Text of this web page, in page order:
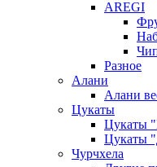
AREGI
Разное
Алани
Алани
Цукаты
Цукаты
Цукаты
Чурчхела